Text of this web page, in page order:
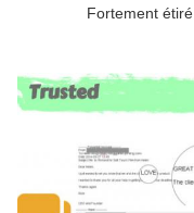
Fortement étiré